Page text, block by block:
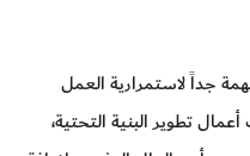
جداً لاستمرارية العمل
تطوير البنية التحتية،